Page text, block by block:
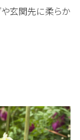
玄関先に柔らか